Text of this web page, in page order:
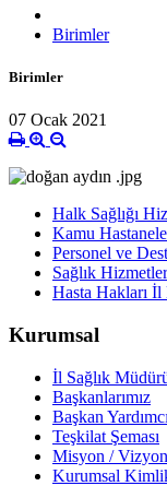
Birimler
Birimler
07 Ocak 2021
Halk Sağlığı
Kamu
Personel ve
Sağlık
Hasta Hakları
Kurumsal
İl Sağlık
Başkanlarımız
Başkan
Teşkilat Şeması
Misyon / Vizyon
Kurumsal